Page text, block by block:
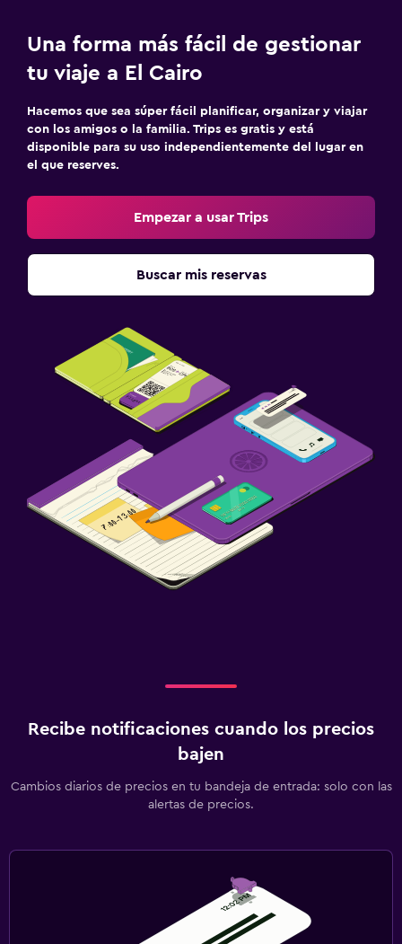
Una forma más fácil de gestionar
tu viaje a El Cairo
Hacemos que sea súper fácil planificar, organizar y viajar
con los amigos o la familia. Trips es gratis y está
disponible para su uso independientemente del lugar en
el que reserves.
Empezar a usar Trips
Buscar mis reservas
Recibe notificaciones cuando los precios
bajen
Cambios diarios de precios en tu bandeja de entrada: solo con las
alertas de precios.